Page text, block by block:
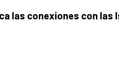
las conexiones con las